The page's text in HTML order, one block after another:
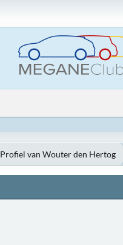
Profiel van Wouter den Hertog